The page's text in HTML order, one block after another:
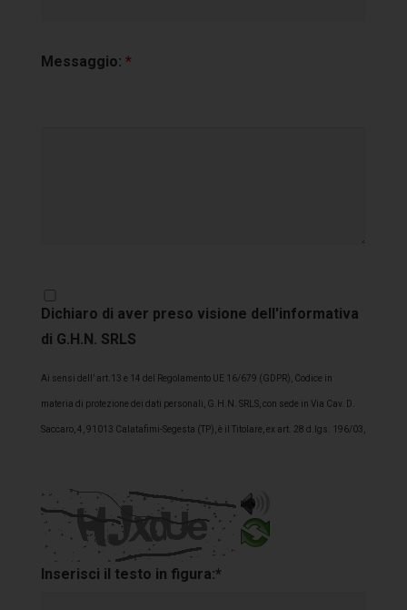
Messaggio: *
Dichiaro di aver preso visione dell'informativa
di G.H.N. SRLS
Ai sensi dell’ art.13 e 14 del Regolamento UE 16/679 (GDPR), Codice in
materia di protezione dei dati personali, G.H.N. SRLS, con sede in Via Cav. D.
Saccaro, 4, 91013 Calatafimi-Segesta (TP), è il Titolare, ex art. 28 d.lgs. 196/03,
(Cliente/interessato), formano oggetto di trattamento nel rispetto della
normativa sopra richiamata 1. FINALITÀ DEL TRATTAMENTO – G.H.N. SRLS
informa che ai sensi dell’art. 13 del D.Lgs. n. 196/03 (“Codice della Privacy”) i
dati personali forniti dal CLIENTE in relazione al prodotto/servizio erogato
Inserisci il testo in figura:*